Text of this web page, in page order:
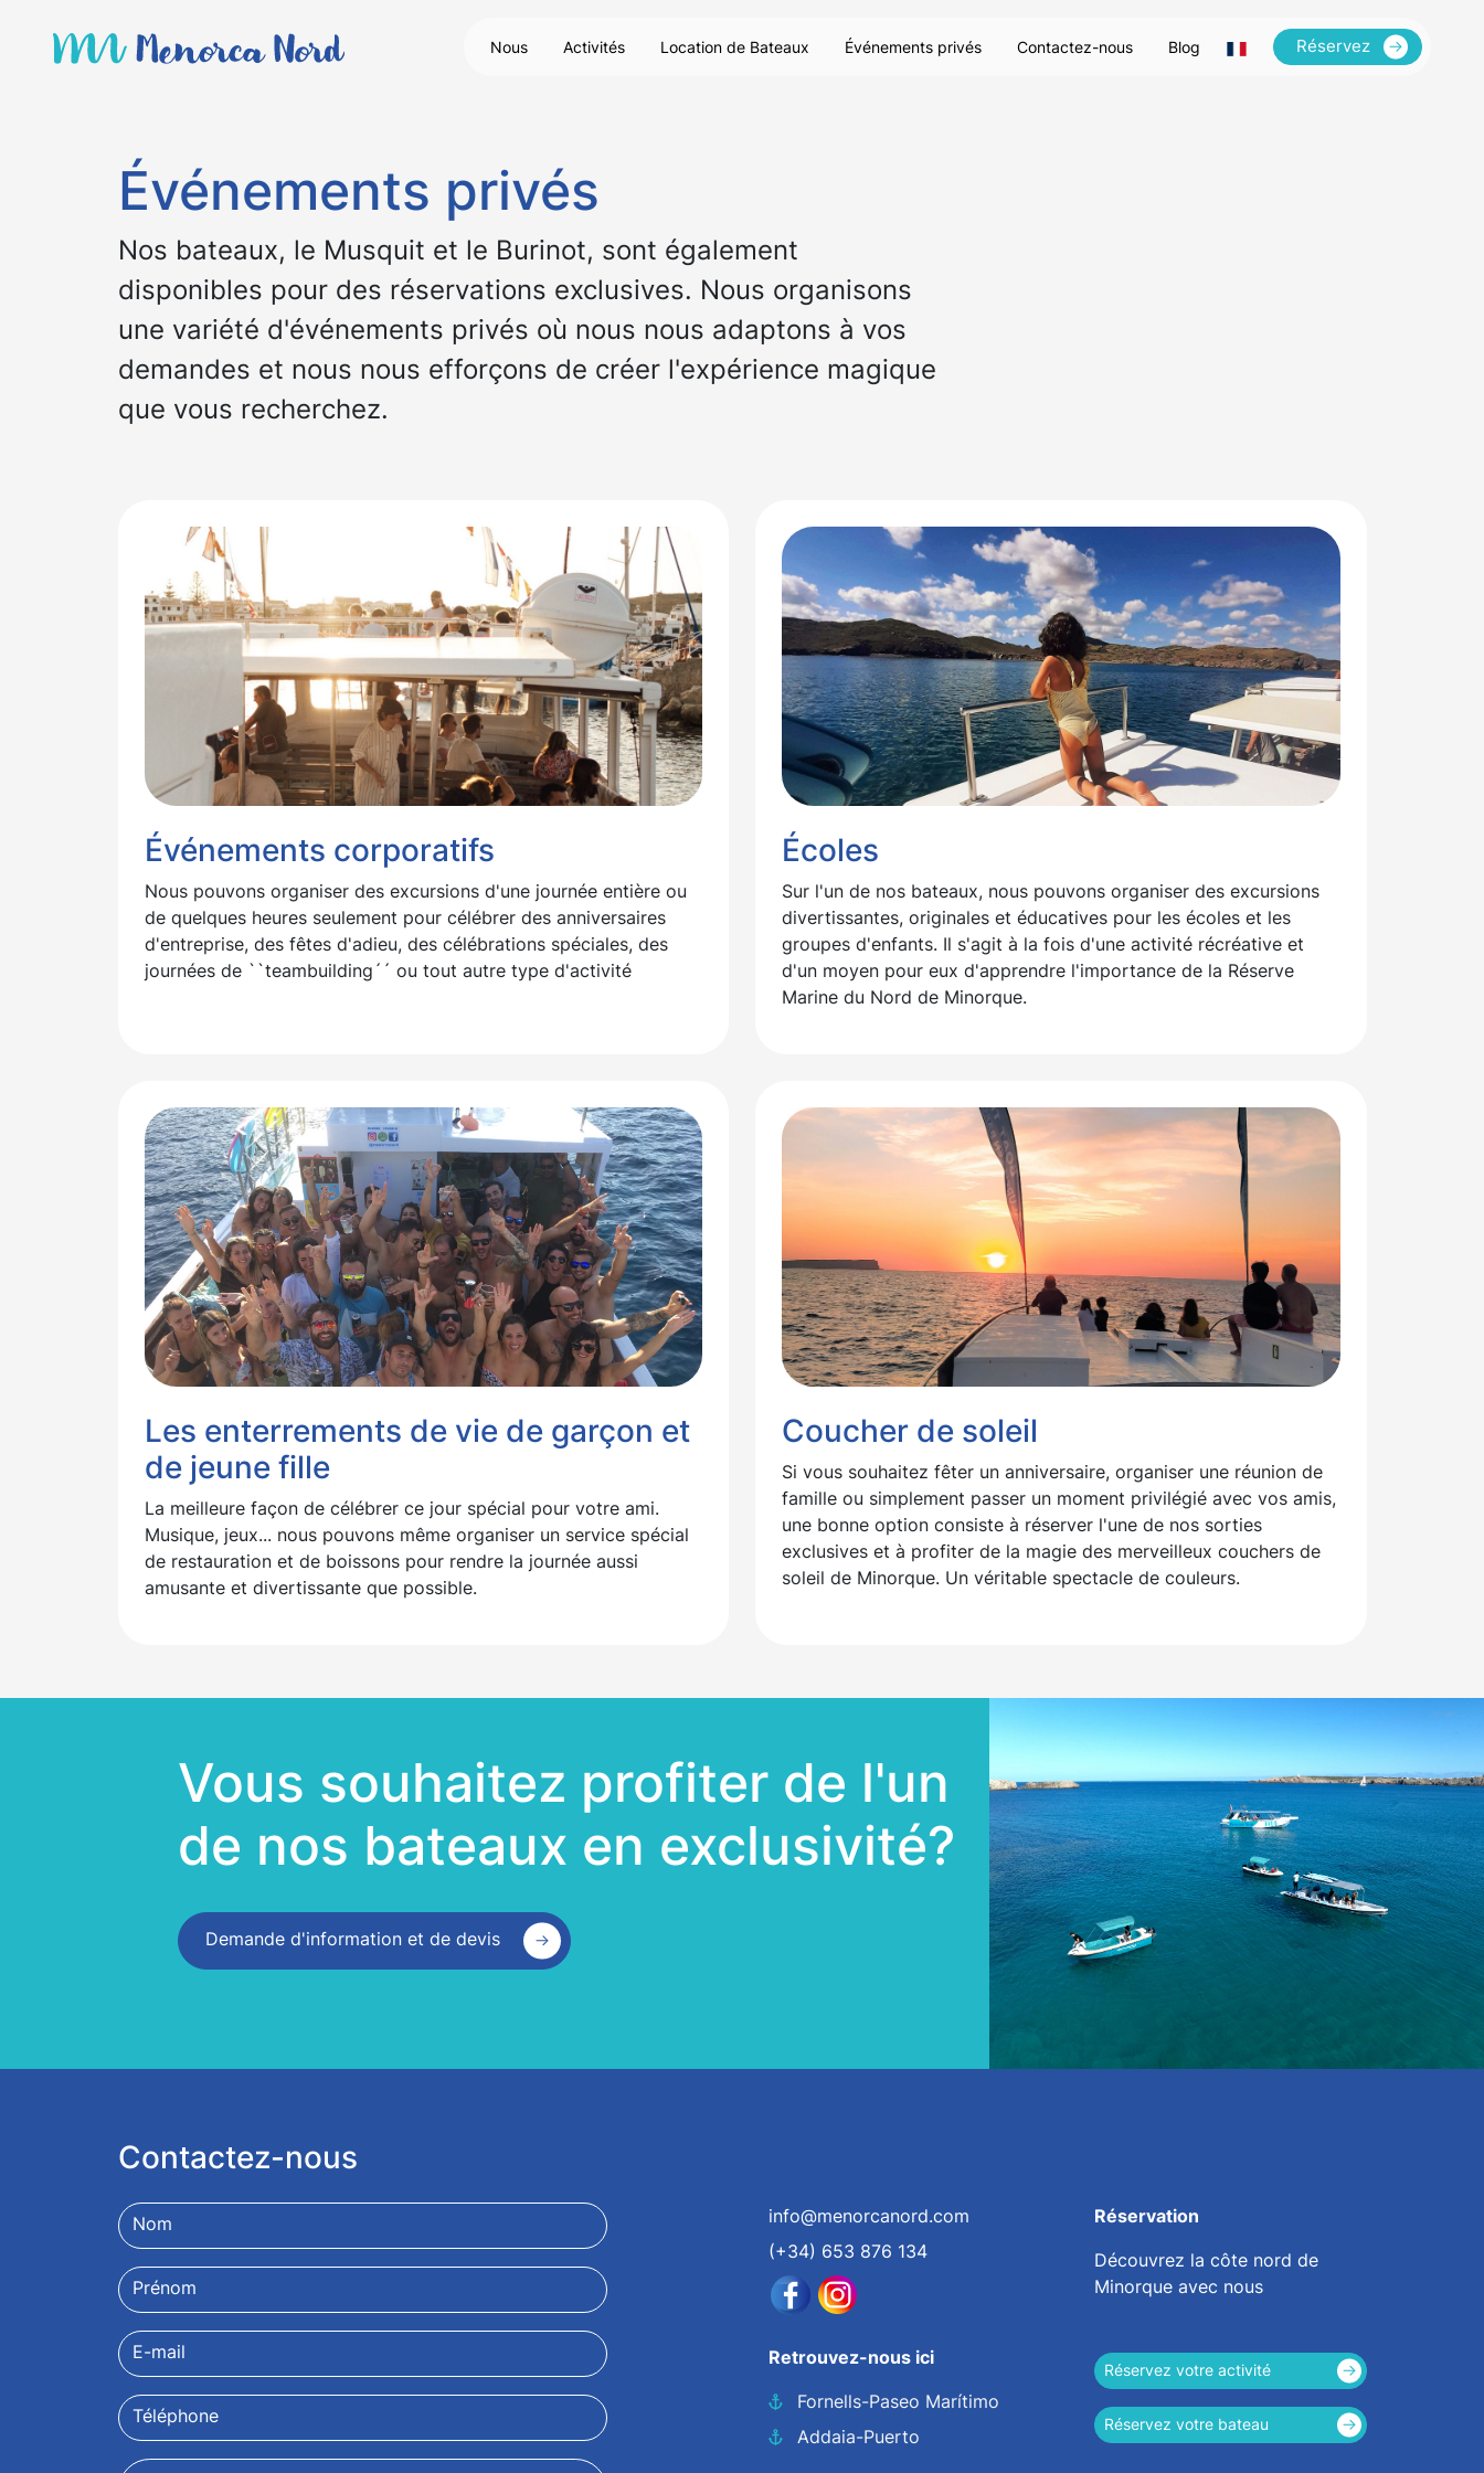
Nous Activités Location de Bateaux Événements privés Contactez-nous Blog Réservez
Événements privés
Nos bateaux, le Musquit et le Burinot, sont également
disponibles pour des réservations exclusives. Nous organisons
une variété d'événements privés où nous nous adaptons à vos
demandes et nous nous efforçons de créer l'expérience magique
que vous recherchez.
Événements corporatifs
Nous pouvons organiser des excursions d'une journée entière ou
de quelques heures seulement pour célébrer des anniversaires
d'entreprise, des fêtes d'adieu, des célébrations spéciales, des
journées de ``teambuilding´´ ou tout autre type d'activité
Écoles
Sur l'un de nos bateaux, nous pouvons organiser des excursions
divertissantes, originales et éducatives pour les écoles et les
groupes d'enfants. Il s'agit à la fois d'une activité récréative et
d'un moyen pour eux d'apprendre l'importance de la Réserve
Marine du Nord de Minorque.
Les enterrements de vie de garçon et
de jeune fille
La meilleure façon de célébrer ce jour spécial pour votre ami.
Musique, jeux... nous pouvons même organiser un service spécial
de restauration et de boissons pour rendre la journée aussi
amusante et divertissante que possible.
Coucher de soleil
Si vous souhaitez fêter un anniversaire, organiser une réunion de
famille ou simplement passer un moment privilégié avec vos amis,
une bonne option consiste à réserver l'une de nos sorties
exclusives et à profiter de la magie des merveilleux couchers de
soleil de Minorque. Un véritable spectacle de couleurs.
Vous souhaitez profiter de l'un
de nos bateaux en exclusivité?
Demande d'information et de devis
Contactez-nous
Nom
Prénom
E-mail
Téléphone
info@menorcanord.com
(+34) 653 876 134
Retrouvez-nous ici
Fornells-Paseo Marítimo
Addaia-Puerto
Réservation
Découvrez la côte nord de
Minorque avec nous
Réservez votre activité
Réservez votre bateau